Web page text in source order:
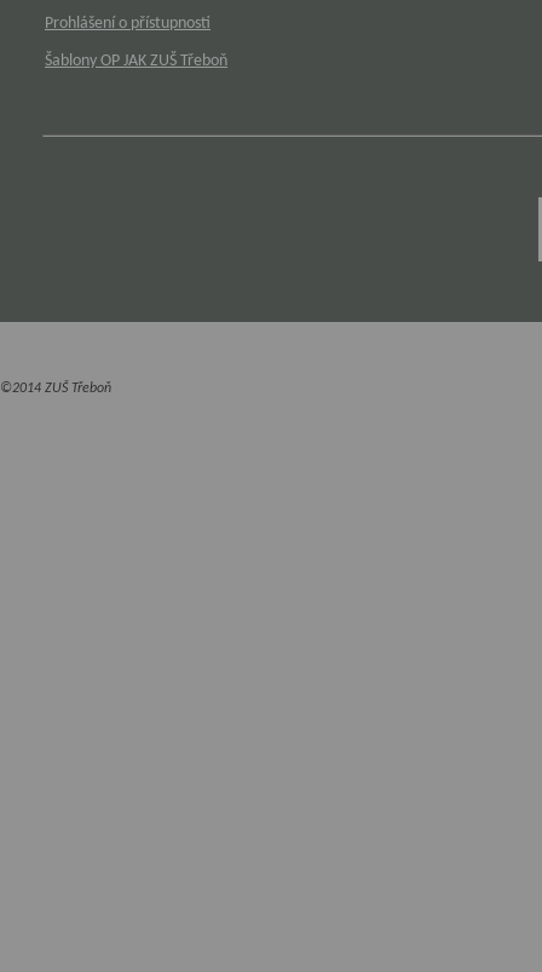
Prohlášení o přístupnosti
Šablony OP JAK ZUŠ Třeboň
©2014 ZUŠ Třeboň